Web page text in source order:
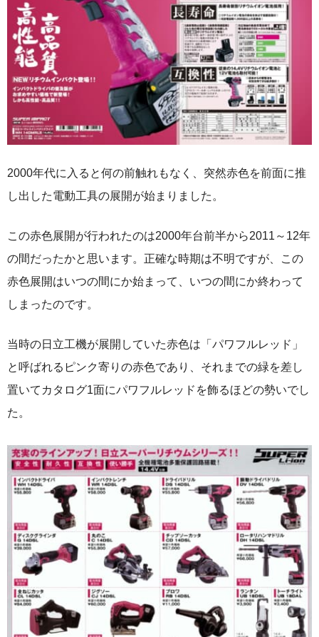
2000年代に入ると何の前触れもなく、突然赤色を前面に推
し出した電動工具の展開が始まりました。
この赤色展開が行われたのは2000年台前半から2011～12年
の間だったかと思います。正確な時期は不明ですが、この
赤色展開はいつの間にか始まって、いつの間にか終わって
しまったのです。
当時の日立工機が展開していた赤色は「パワフルレッド」
と呼ばれるピンク寄りの赤色であり、それまでの緑を差し
置いてカタログ1面にパワフルレッドを飾るほどの勢いでし
た。